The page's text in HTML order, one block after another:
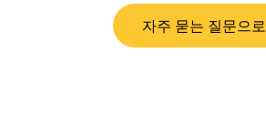
자주 묻는 질문으로